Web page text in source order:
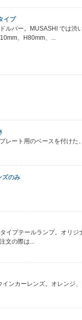
イプ
ルバー。MUSASHI では渋
、H80mm、...
レート用のベースを付けた
ズのみ
イプテールランプ。オリ
文の際は...
ンカーレンズ。オレンジ